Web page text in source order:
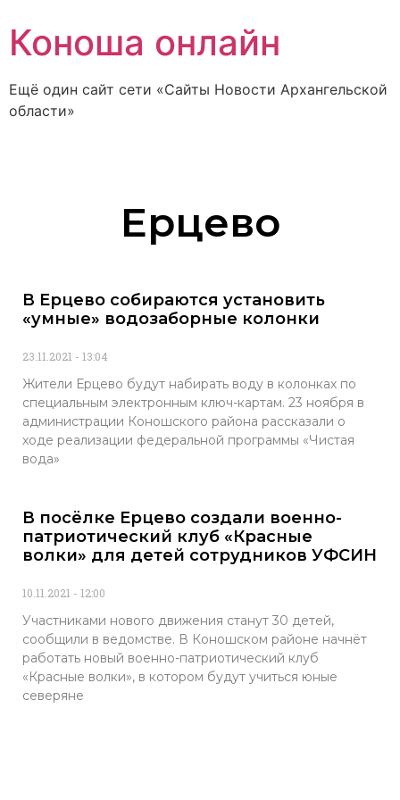
Коноша онлайн
Ещё один сайт сети «Сайты Новости Архангельской
области»
Ерцево
В Ерцево собираются установить
«умные» водозаборные колонки
23.11.2021 13:04
Жители Ерцево будут набирать воду в колонках по
специальным электронным ключ-картам. 23 ноября в
администрации Коношского района рассказали о
ходе реализации федеральной программы «Чистая
вода»
В посёлке Ерцево создали военно-
патриотический клуб «Красные
волки» для детей сотрудников УФСИН
10.11.2021 12:00
Участниками нового движения станут 30 детей,
сообщили в ведомстве. В Коношском районе начнёт
работать новый военно-патриотический клуб
«Красные волки», в котором будут учиться юные
северяне